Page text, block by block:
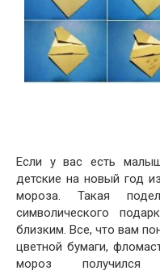
Если у вас есть
детские на новый год
мороза. Такая
символического
близким. Все, что вам
цветной бумаги,
мороз получился